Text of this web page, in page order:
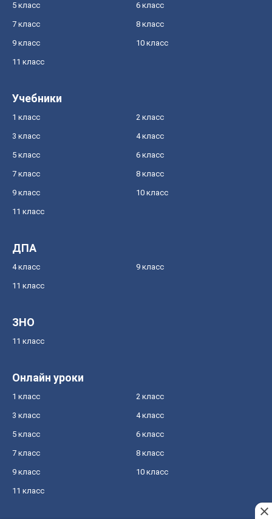
5 класс 6 класс
7 класс 8 класс
9 класс 10 класс
11 класс
Учебники
1 класс 2 класс
3 класс 4 класс
5 класс 6 класс
7 класс 8 класс
9 класс 10 класс
11 класс
ДПА
4 класс 9 класс
11 класс
ЗНО
11 класс
Онлайн уроки
1 класс 2 класс
3 класс 4 класс
5 класс 6 класс
7 класс 8 класс
9 класс 10 класс
11 класс